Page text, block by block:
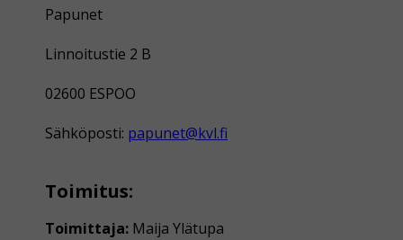
Papunet
Linnoitustie 2 B
02600 ESPOO
Sähköposti: papunet@kvl.fi
Toimitus:
Toimittaja: Maija Ylätupa